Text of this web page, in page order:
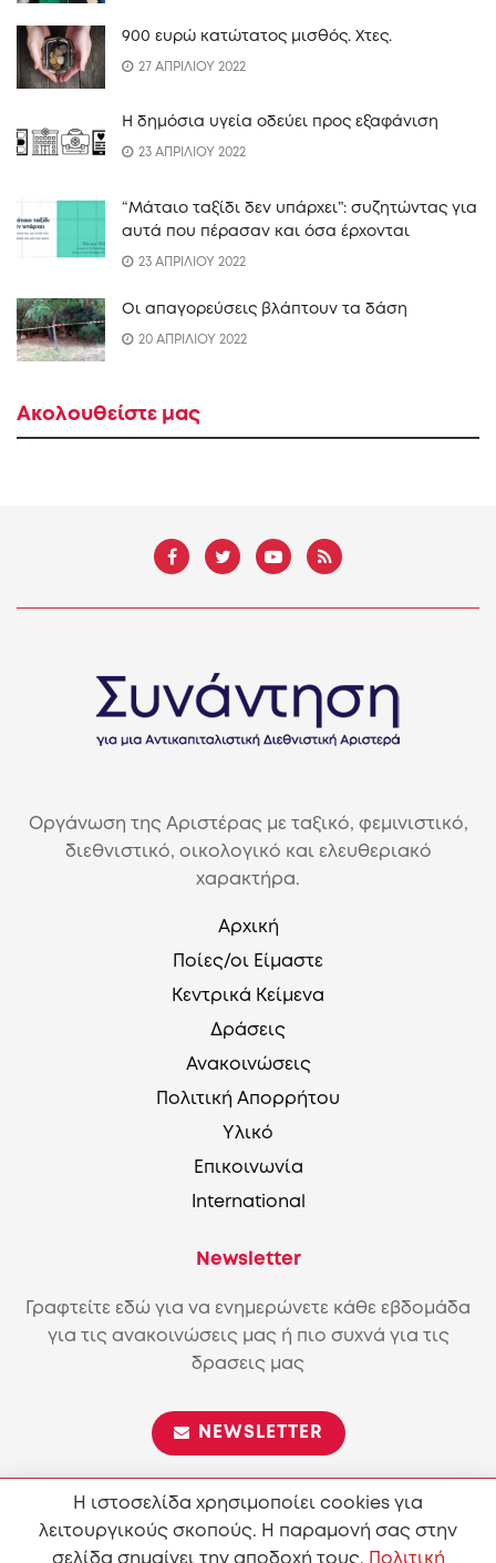
900 ευρώ κατώτατος μισθός. Xτες.
27 ΑΠΡΙΛΙΟΥ 2022
Η δημόσια υγεία οδεύει προς εξαφάνιση
23 ΑΠΡΙΛΙΟΥ 2022
“Mάταιο ταξίδι δεν υπάρχει”: συζητώντας για
αυτά που πέρασαν και όσα έρχονται
23 ΑΠΡΙΛΙΟΥ 2022
Οι απαγορεύσεις βλάπτουν τα δάση
20 ΑΠΡΙΛΙΟΥ 2022
Ακολουθείστε μας
Οργάνωση της Αριστέρας με ταξικό, φεμινιστικό,
διεθνιστικό, οικολογικό και ελευθεριακό
χαρακτήρα.
Αρχική
Ποίες/οι Είμαστε
Κεντρικά Κείμενα
Δράσεις
Ανακοινώσεις
Πολιτική Απορρήτου
Υλικό
Επικοινωνία
International
Newsletter
Γραφτείτε εδώ για να ενημερώνετε κάθε εβδομάδα
για τις ανακοινώσεις μας ή πιο συχνά για τις
δρασεις μας
NEWSLETTER
Επιτρέπεται η αναπαραγωγή και διανομή του περιεχόμενου
σύμφωνα με τους όρους της άδειαςAttribution-ShareAlike
Η ιστοσελίδα χρησιμοποίει cookies για
λειτουργικούς σκοπούς. Η παραμονή σας στην
σελίδα σημαίνει την αποδοχή τους.
Πολιτική